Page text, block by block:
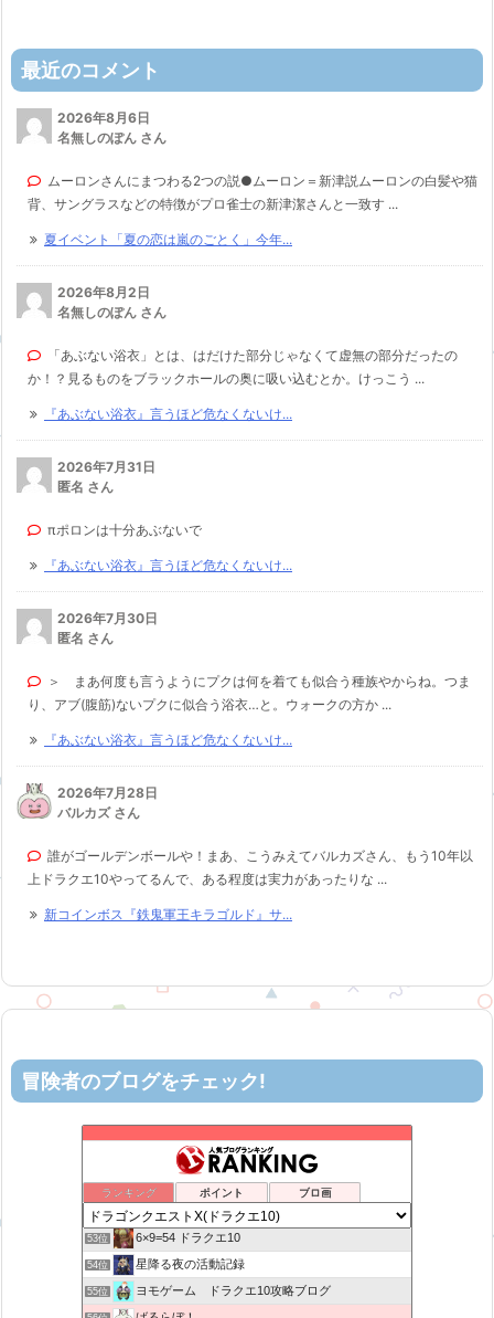
最近のコメント
2026年8月6日
名無しのぽん さん
ムーロンさんにまつわる2つの説●ムーロン＝新津説ムーロンの白髪や猫
背、サングラスなどの特徴がプロ雀士の新津潔さんと一致す ...
夏イベント「夏の恋は嵐のごとく」今年...
2026年8月2日
名無しのぽん さん
「あぶない浴衣」とは、はだけた部分じゃなくて虚無の部分だったの
か！？見るものをブラックホールの奥に吸い込むとか。けっこう ...
『あぶない浴衣』言うほど危なくないけ...
2026年7月31日
匿名 さん
πポロンは十分あぶないで
『あぶない浴衣』言うほど危なくないけ...
2026年7月30日
匿名 さん
＞ まあ何度も言うようにプクは何を着ても似合う種族やからね。つま
り、アブ(腹筋)ないプクに似合う浴衣…と。ウォークの方か ...
『あぶない浴衣』言うほど危なくないけ...
2026年7月28日
バルカズ さん
誰がゴールデンボールや！まあ、こうみえてバルカズさん、もう10年以
上ドラクエ10やってるんで、ある程度は実力があったりな ...
新コインボス『鉄鬼軍王キラゴルド』サ...
冒険者のブログをチェック!
ランキング ポイント ブロ画
カスミ心理学研究所
51位 ロビンさんはガチらない。
52位 机上の空論-DQ10エアプ日記
53位 6×9=54 ドラクエ10
54位 星降る夜の活動記録
55位 ヨモゲーム ドラクエ10攻略ブログ